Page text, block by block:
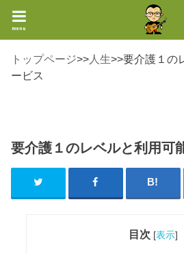
menu
トップページ>> 人生>>要介護１の
ービス
要介護１のレベルと利用可
目次 [表示]